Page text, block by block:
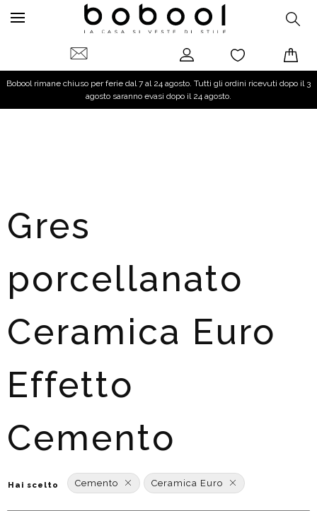
Bobool rimane chiuso per ferie dal 7 al 24 agosto. Tutti gli ordini ricevuti dopo il 3
agosto saranno evasi dopo il 24 agosto.
Gres
porcellanato
Ceramica Euro
Effetto
Cemento
Hai scelto Cemento Ceramica Euro